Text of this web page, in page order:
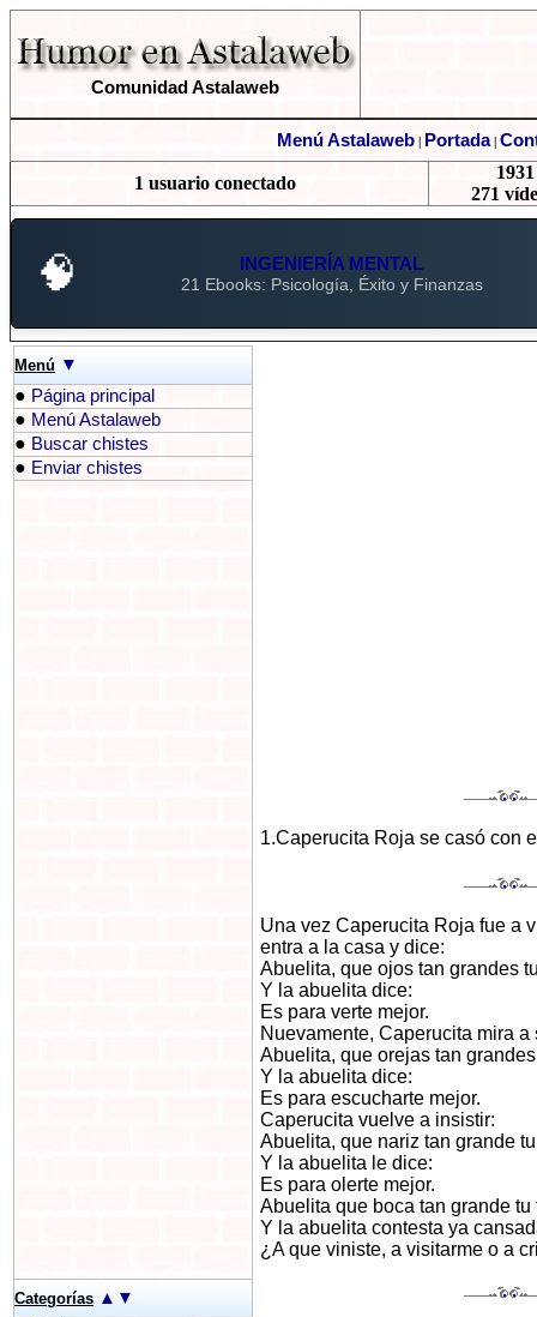
Comunidad Astalaweb
Menú Astalaweb Portada|
1 usuario conectado
271
🧠
INGENIERÍA MENTAL
21 Ebooks: Psicología, Éxito y Finanzas
Menú ▼
● Página principal
● Menú Astalaweb
● Buscar chistes
● Enviar chistes
Categorías ▲ ▼
1.Caperucita Roja se casó con
Una vez Caperucita Roja fue a
entra a la casa y dice:
Abuelita, que ojos tan grandes
Y la abuelita dice:
Es para verte mejor.
Nuevamente, Caperucita mira
Abuelita, que orejas tan
Y la abuelita dice:
Es para escucharte mejor.
Caperucita vuelve a insistir:
Abuelita, que nariz tan grande
Y la abuelita le dice:
Es para olerte mejor.
Abuelita que boca tan grande tu
Y la abuelita contesta ya
¿A que viniste, a visitarme o a